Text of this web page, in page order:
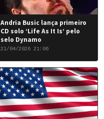
Andria Busic lança primeiro
CD solo ‘Life As It Is’ pelo
selo Dynamo
21/04/2026 21:06